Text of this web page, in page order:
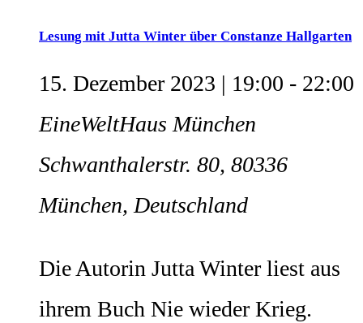
Lesung mit Jutta Winter über Constanze Hallgarten
15. Dezember 2023 | 19:00 - 22:00
EineWeltHaus München
Schwanthalerstr. 80, 80336
München, Deutschland
Die Autorin Jutta Winter liest aus
ihrem Buch Nie wieder Krieg.